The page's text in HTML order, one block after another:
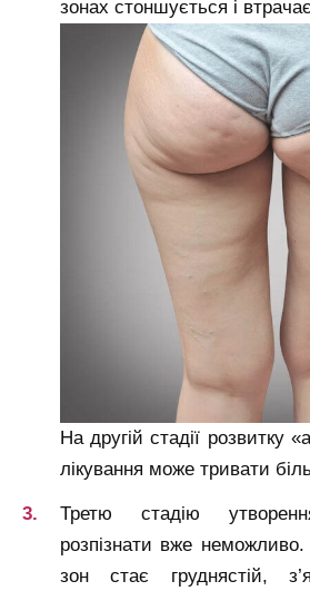
зонах стоншується і
На другій стадії розвитку
лікування може тривати
Третю стадію
розпізнати вже
зон стає груднястій,